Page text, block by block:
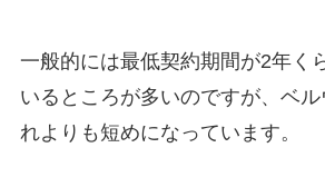
一般的には最低契約期間が2年く
いるところが多いのですが、ベ
れよりも短めになっています。